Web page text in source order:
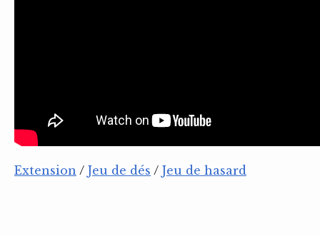
Extension / Jeu de dés / Jeu de hasard